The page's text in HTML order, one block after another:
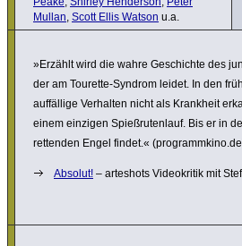
Mullan, Scott Ellis Watson u.a.
»Erzählt wird die wahre Geschichte des
der am Tourette-Syndrom leidet. In den
auffäl­lige Verhalten nicht als Krankheit
einem einzigen Spießru­ten­lauf. Bis er in
rettenden Engel findet.«
Absolut! – arteshots Video­kritik mit